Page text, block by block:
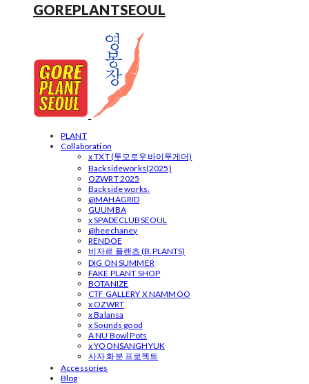
GOREPLANTSEOUL
PLANT
Collaboration
x TXT (투모로우바이투게더)
Backsideworks(2025)
OZWRT 2025
Backside works.
@MAHAGRID
GUUMBA
x SPADECLUBSEOUL
@heechaney
RENDOE
비자르 플랜츠 (B.PLANTS)
DIG ON SUMMER
FAKE PLANT SHOP
BOTANIZE
CTF GALLERY X NAMMOO
x OZWRT
x Balansa
x Sounds good
A NU Bowl Pots
x YOONSANGHYUK
사자 화분 프로젝트
Accessories
Blog